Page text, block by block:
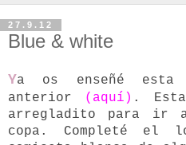
27.9.12
Blue & white
Ya os enseñé
anterior (aquí) .
arregladito para ir
copa. Completé el